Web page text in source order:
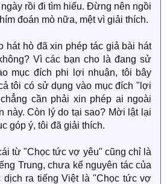
ngày rồi đi tìm hiểu. Đừng nên ngồi
đoán mò nữa, mệt vì giải thích.
hát hò đã xin phép tác giả bài hát
Vì các bạn cho là đang sử
mục đích phi lợi nhuận, tôi bây
tôi có sử dụng vào mục đích "lợi
cần phải xin phép ai ngoài
này. Còn lý do tại sao? Mời lật lại
góp ý, tôi đã giải thích.
từ "Chọc tức vợ yêu" cũng chỉ là
Trung, chưa kể nguyên tác của
dịch ra tiếng Việt là "Chọc tức vợ